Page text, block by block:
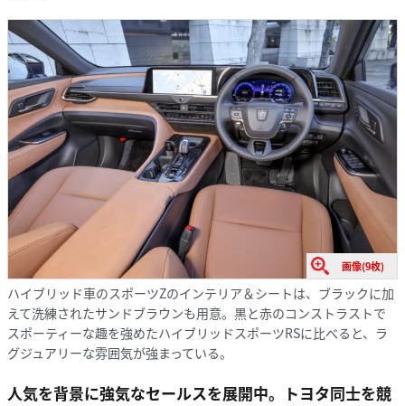
画像(9枚)
ハイブリッド車のスポーツZのインテリア＆シートは、ブラックに加
えて洗練されたサンドブラウンも用意。黒と赤のコンストラストで
スポーティーな趣を強めたハイブリッドスポーツRSに比べると、ラ
グジュアリーな雰囲気が強まっている。
人気を背景に強気なセールスを展開中。トヨタ同士を競